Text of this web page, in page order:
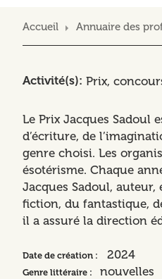
Accueil Annuaire des
Activité(s) Prix,
Le Prix Jacques Sadoul
d’écriture, de
genre choisi. Les
ésotérisme. Chaque
Jacques Sadoul,
fiction, du fantastique,
il a assuré la direction
Date de création : 2024
Genre littéraire : nouvelles